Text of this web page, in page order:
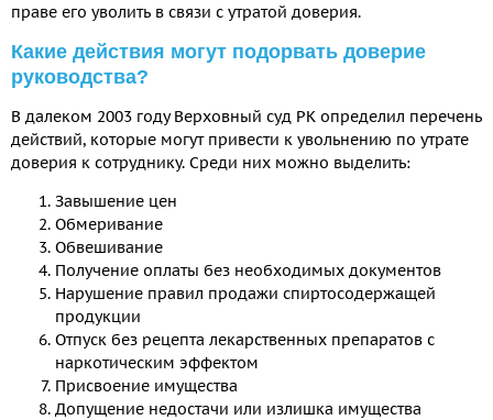
праве его уволить в связи с утратой доверия.
Какие действия могут подорвать доверие
руководства?
В далеком 2003 году Верховный суд РК определил перечень
действий, которые могут привести к увольнению по утрате
доверия к сотруднику. Среди них можно выделить:
Завышение цен
Обмеривание
Обвешивание
Получение оплаты без необходимых документов
Нарушение правил продажи спиртосодержащей
продукции
Отпуск без рецепта лекарственных препаратов с
наркотическим эффектом
Присвоение имущества
Допущение недостачи или излишка имущества